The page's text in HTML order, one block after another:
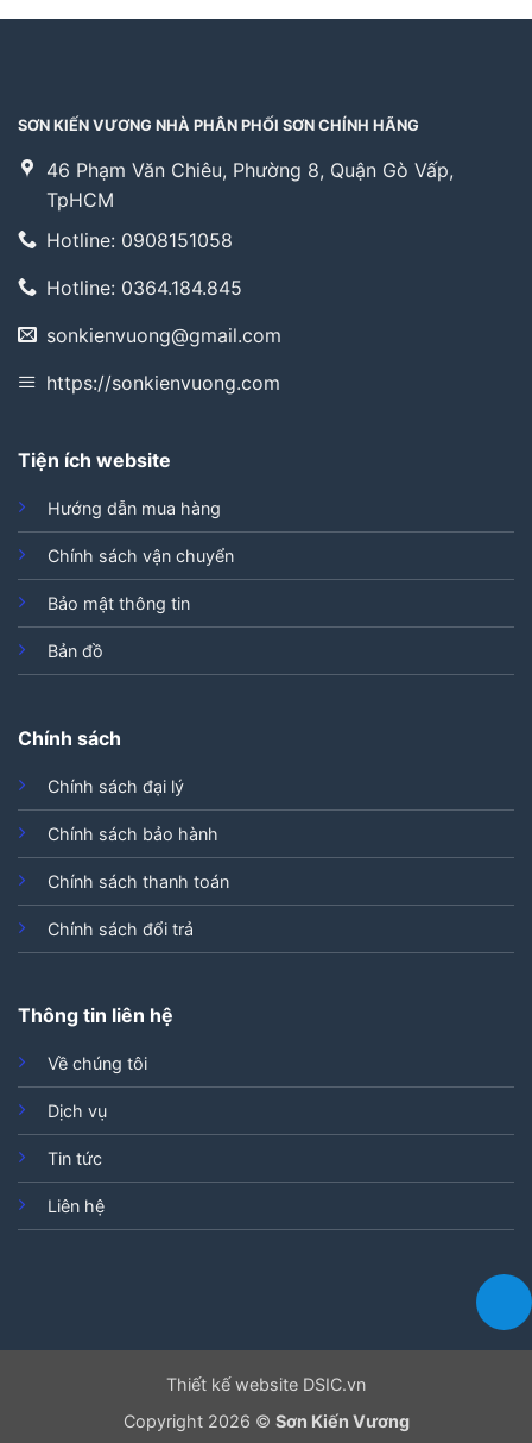
SƠN KIẾN VƯƠNG NHÀ PHÂN PHỐI SƠN CHÍNH HÃNG
46 Phạm Văn Chiêu, Phường 8, Quận Gò Vấp,
TpHCM
Hotline: 0908151058
Hotline: 0364.184.845
sonkienvuong@gmail.com
https://sonkienvuong.com
Tiện ích website
Hướng dẫn mua hàng
Chính sách vận chuyển
Bảo mật thông tin
Bản đồ
Chính sách
Chính sách đại lý
Chính sách bảo hành
Chính sách thanh toán
Chính sách đổi trả
Thông tin liên hệ
Về chúng tôi
Dịch vụ
Tin tức
Liên hệ
Thiết kế website DSIC.vn
Copyright 2026 © Sơn Kiến Vương